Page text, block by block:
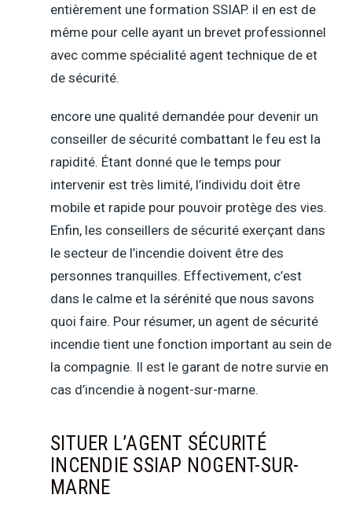
entièrement une formation SSIAP. il en est de
même pour celle ayant un brevet professionnel
avec comme spécialité agent technique de et
de sécurité.
encore une qualité demandée pour devenir un
conseiller de sécurité combattant le feu est la
rapidité. Étant donné que le temps pour
intervenir est très limité, l’individu doit être
mobile et rapide pour pouvoir protège des vies.
Enfin, les conseillers de sécurité exerçant dans
le secteur de l’incendie doivent être des
personnes tranquilles. Effectivement, c’est
dans le calme et la sérénité que nous savons
quoi faire. Pour résumer, un agent de sécurité
incendie tient une fonction important au sein de
la compagnie. Il est le garant de notre survie en
cas d’incendie à nogent-sur-marne.
SITUER L’AGENT SÉCURITÉ
INCENDIE SSIAP NOGENT-SUR-
MARNE